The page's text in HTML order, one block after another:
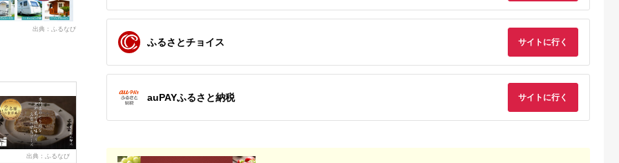
出典：ふるなび
出典：ふるなび 出典：ふるなび 出典：ふるなび
ふるさとチョイス サイトに行く
auPAYふるさと納税 サイトに行く